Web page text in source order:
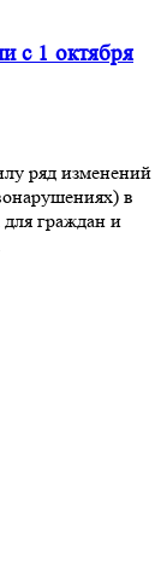
с 1 октября
ряд изменений
в
для граждан и